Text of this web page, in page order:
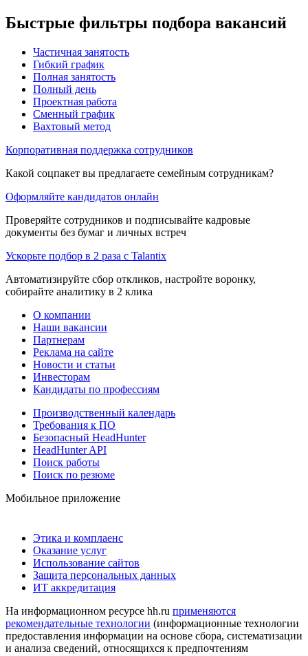
Быстрые фильтры подбора вакансий
Частичная занятость
Гибкий график
Полная занятость
Полный день
Проектная работа
Сменный график
Вахтовый метод
Корпоративная поддержка сотрудников
Какой соцпакет вы предлагаете семейным сотрудникам?
Оформляйте кандидатов онлайн
Проверяйте сотрудников и подписывайте кадровые
документы без бумаг и личных встреч
Ускорьте подбор в 2 раза с Talantix
Автоматизируйте сбор откликов, настройте воронку,
собирайте аналитику в 2 клика
О компании
Наши вакансии
Партнерам
Реклама на сайте
Новости и статьи
Инвесторам
Кандидаты по профессиям
Производственный календарь
Требования к ПО
Безопасный HeadHunter
HeadHunter API
Поиск работы
Поиск по резюме
Мобильное приложение
Этика и комплаенс
Оказание услуг
Использование сайтов
Защита персональных данных
ИТ аккредитация
На информационном ресурсе hh.ru применяются
рекомендательные технологии (информационные технологии
предоставления информации на основе сбора, систематизации
и анализа сведений, относящихся к предпочтениям